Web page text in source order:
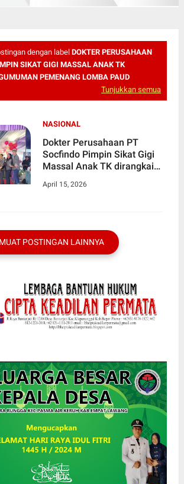
dengan label DOKTER PERUSAHAAN
SIKAT GIGI MASSAL ANAK TK
PEMENANG LOMBA PAUD
Tunjukkan semua
NASIONAL
Dokter Perusahaan PT
Socfindo Pimpin Sikat Gigi
Massal Anak TK dirangkai
Lomba PAUD Terbaik
April 15, 2026
MUAT POSTINGAN LAINNYA